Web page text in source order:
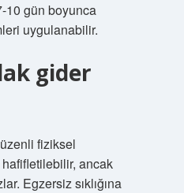
10 gün boyunca
uygulanabilir.
gider
fiziksel
ancak
Egzersiz sıklığına